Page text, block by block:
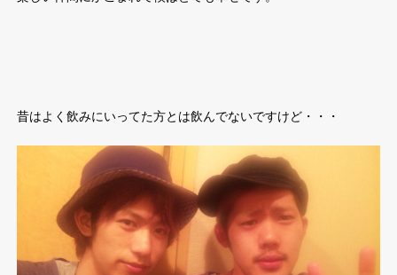
昔はよく飲みにいってた方とは飲んでないですけど・・・